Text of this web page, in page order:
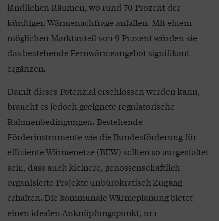
ländlichen Räumen, wo rund 70 Prozent der
künftigen Wärmenachfrage anfallen. Mit einem
möglichen Marktanteil von 9 Prozent würden sie
das bestehende Fernwärmeangebot signifikant
ergänzen.
Damit dieses Potenzial erschlossen werden kann,
braucht es jedoch geeignete regulatorische
Rahmenbedingungen. Bestehende
Förderinstrumente wie die Bundesförderung für
effiziente Wärmenetze (BEW) sollten so ausgestaltet
sein, dass auch kleinere, genossenschaftlich
organisierte Projekte unbürokratisch Zugang
erhalten. Die kommunale Wärmeplanung bietet
einen idealen Anknüpfungspunkt, um